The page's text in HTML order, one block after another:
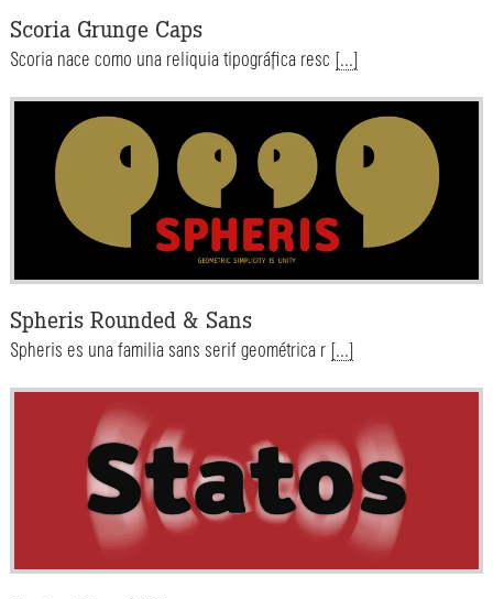
Scoria Grunge Caps
Scoria nace como una reliquia tipográfica resc [...]
Spheris Rounded & Sans
Spheris es una familia sans serif geométrica r [...]